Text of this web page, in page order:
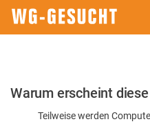
Bitte
Warum erscheint
Teilweise werden